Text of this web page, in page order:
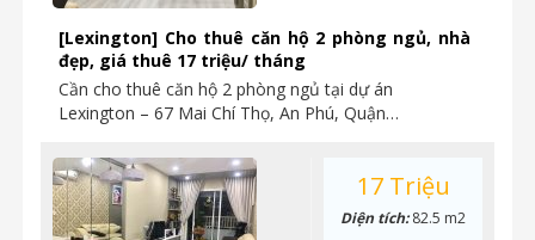
[Lexington] Cho thuê căn hộ 2 phòng ngủ, nhà
đẹp, giá thuê 17 triệu/ tháng
Cần cho thuê căn hộ 2 phòng ngủ tại dự án
Lexington – 67 Mai Chí Thọ, An Phú, Quận…
17 Triệu
Diện tích:82.5 m2